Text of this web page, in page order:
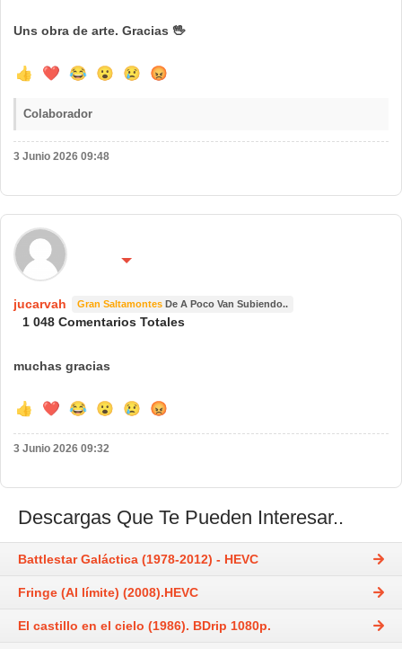
Uns obra de arte. Gracias 🖖
👍 ❤️ 😂 😮 😢 😡
Colaborador
3 Junio 2026 09:48
jucarvah Gran Saltamontes De A Poco Van Subiendo..
1 048 Comentarios Totales
muchas gracias
👍 ❤️ 😂 😮 😢 😡
3 Junio 2026 09:32
Descargas Que Te Pueden Interesar..
Battlestar Galáctica (1978-2012) - HEVC
Fringe (Al límite) (2008).HEVC
El castillo en el cielo (1986). BDrip 1080p.